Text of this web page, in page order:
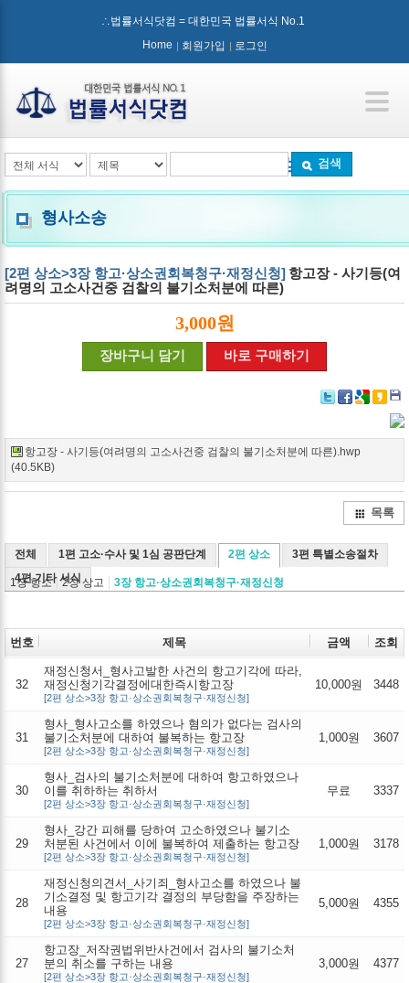
∴법률서식닷컴 = 대한민국 법률서식 No.1
Home
회원가입 로그인
검색
형사소송
[2편 상소>3장 항고·상소권회복청구·재정신청] 항고장 - 사기등(여
려명의 고소사건중 검찰의 불기소처분에 따른)
3,000원
장바구니 담기 바로 구매하기
Google+
항고장 - 사기등(여려명의 고소사건중 검찰의 불기소처분에 따른).hwp
(40.5KB)
목록
전체 1편 고소·수사 및 1심 공판단계 2편 상소
1장 항소 2장 상고 3장 항고·상소권회복청구·재정신청
3편 특별소송절차
4편 기타 서식
번호 제목 금액 조회
32
재정신청서_형사고발한 사건의 항고기각에 따라,
재정신청기각결정에대한즉시항고장
[2편 상소>3장 항고·상소권회복청구·재정신청]
10,000원 3448
31
형사_형사고소를 하였으나 혐의가 없다는 검사의
불기소처분에 대하여 불복하는 항고장
[2편 상소>3장 항고·상소권회복청구·재정신청]
1,000원 3607
30
형사_검사의 불기소처분에 대하여 항고하였으나
이를 취하하는 취하서
[2편 상소>3장 항고·상소권회복청구·재정신청]
무료 3337
29
형사_강간 피해를 당하여 고소하였으나 불기소
처분된 사건에서 이에 불복하여 제출하는 항고장
[2편 상소>3장 항고·상소권회복청구·재정신청]
1,000원 3178
28
재정신청의견서_사기죄_형사고소를 하였으나 불
기소결정 및 항고기각 결정의 부당함을 주장하는
내용
[2편 상소>3장 항고·상소권회복청구·재정신청]
5,000원 4355
27
항고장_저작권법위반사건에서 검사의 불기소처
분의 취소를 구하는 내용
[2편 상소>3장 항고·상소권회복청구·재정신청]
3,000원 4377